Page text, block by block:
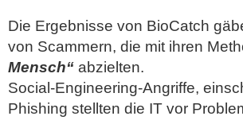
Die Ergebnisse von BioCatch
von Scammern, die mit ihren
Mensch“ abzielten.
Social-Engineering-Angriffe,
Phishing stellten die IT vor